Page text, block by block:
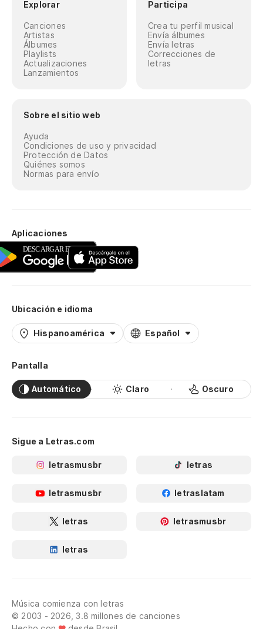
Explorar
Canciones
Artistas
Álbumes
Playlists
Actualizaciones
Lanzamientos
Participa
Crea tu perfil musical
Envía álbumes
Envía letras
Correcciones de
letras
Sobre el sitio web
Ayuda
Condiciones de uso y privacidad
Protección de Datos
Quiénes somos
Normas para envío
Aplicaciones
Ubicación e idioma
Hispanoamérica Español
Pantalla
Automático Claro Oscuro
Sigue a Letras.com
letrasmusbr letras
letrasmusbr letraslatam
letras letrasmusbr
letras
Música comienza con letras
© 2003 - 2026, 3.8 millones de canciones